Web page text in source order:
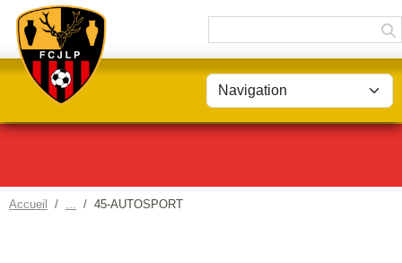
Accueil 45-AUTOSPORT
Panneau de gestion des cookies